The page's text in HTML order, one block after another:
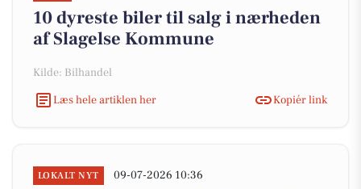
10 dyreste biler til salg i nærheden
af Slagelse Kommune
Kilde: Bilhandel
Læs hele artiklen her
Kopiér link
LOKALT NYT 09-07-2026 10:36